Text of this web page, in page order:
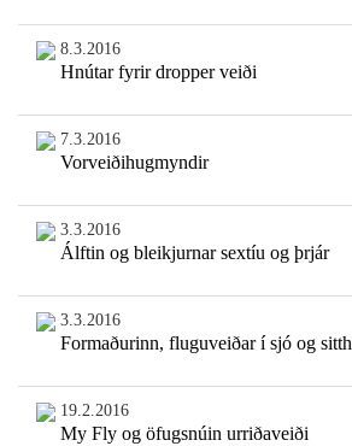
8.3.2016
Hnútar fyrir dropper veiði
7.3.2016
Vorveiðihugmyndir
3.3.2016
Álftin og bleikjurnar sextíu og þrjár
3.3.2016
Formaðurinn, fluguveiðar í sjó og
19.2.2016
My Fly og öfugsnúin urriðaveiði